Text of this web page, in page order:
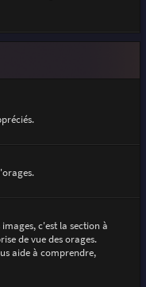
c'est la section à
de vue des orages.
aide à comprendre,